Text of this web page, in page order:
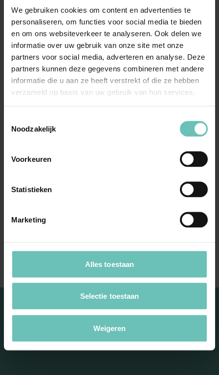
We gebruiken cookies om content en advertenties te
personaliseren, om functies voor social media te bieden
en om ons websiteverkeer te analyseren. Ook delen we
informatie over uw gebruik van onze site met onze
partners voor social media, adverteren en analyse. Deze
partners kunnen deze gegevens combineren met andere
informatie die u aan ze heeft verstrekt of die ze hebben
verzameld op basis van uw gebruik van hun services.
Noodzakelijk
Voorkeuren
Statistieken
Marketing
Alles toestaan
Selectie toestaan
Weigeren
echtgenoten. Samenleven in de zin van art.
1:160 BW; vereisten.
Klik hier voor de volledige uitspraak van de
Hoge Raad.
Cassatie
Hét kenmerk van de arbeidsovereenkomst voor
de ...